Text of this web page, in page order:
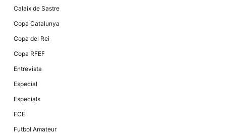
Calaix de Sastre
Copa Catalunya
Copa del Rei
Copa RFEF
Entrevista
Especial
Especials
FCF
Futbol Amateur